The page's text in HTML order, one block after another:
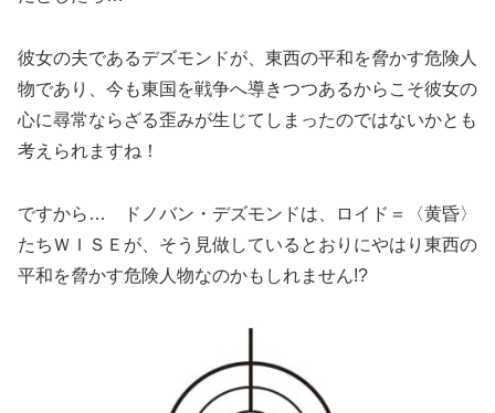
彼女の夫であるデズモンドが、東西の平和を脅かす危険人
物であり、今も東国を戦争へ導きつつあるからこそ彼女の
心に尋常ならざる歪みが生じてしまったのではないかとも
考えられますね！
ですから… ドノバン・デズモンドは、ロイド＝〈黄昏〉
たちＷＩＳＥが、そう見做しているとおりにやはり東西の
平和を脅かす危険人物なのかもしれません!?